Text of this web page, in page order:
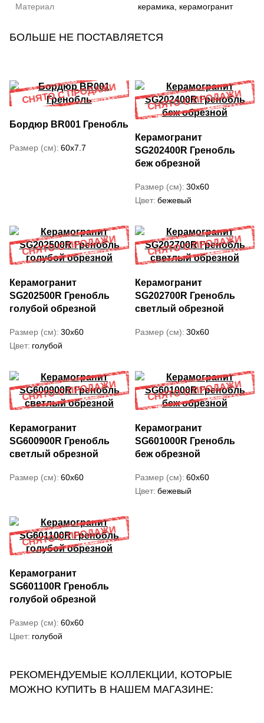
Материал
керамика, керамогранит
БОЛЬШЕ НЕ ПОСТАВЛЯЕТСЯ
Бордюр BR001 Гренобль
Размер (см) 60x7.7
Керамогранит
SG202400R Гренобль
беж обрезной
Размер (см) 30x60
Цвет бежевый
Керамогранит
SG202500R Гренобль
голубой обрезной
Размер (см) 30x60
Цвет голубой
Керамогранит
SG202700R Гренобль
светлый обрезной
Размер (см) 30x60
Керамогранит
SG600900R Гренобль
светлый обрезной
Размер (см) 60x60
Керамогранит
SG601000R Гренобль
беж обрезной
Размер (см) 60x60
Цвет бежевый
Керамогранит
SG601100R Гренобль
голубой обрезной
Размер (см) 60x60
Цвет голубой
РЕКОМЕНДУЕМЫЕ КОЛЛЕКЦИИ, КОТОРЫЕ
МОЖНО КУПИТЬ В НАШЕМ МАГАЗИНЕ: